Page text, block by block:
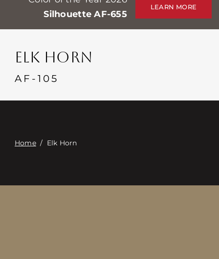
Stores
Εκδηλώσεις
Επαφή
Silhouette AF-655
LEARN MORE
ELK HORN
AF-105
Home/ Elk Horn